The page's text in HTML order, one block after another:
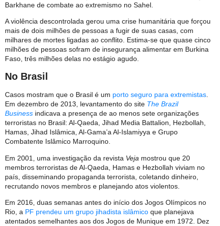
Barkhane de combate ao extremismo no Sahel.
A violência descontrolada gerou uma crise humanitária que forçou
mais de dois milhões de pessoas a fugir de suas casas, com
milhares de mortes ligadas ao conflito. Estima-se que quase cinco
milhões de pessoas sofram de insegurança alimentar em Burkina
Faso, três milhões delas no estágio agudo.
No Brasil
Casos mostram que o Brasil é um porto seguro para extremistas.
Em dezembro de 2013, levantamento do site The Brazil
Business indicava a presença de ao menos sete organizações
terroristas no Brasil: Al-Qaeda, Jihad Media Battalion, Hezbollah,
Hamas, Jihad Islâmica, Al-Gama’a Al-Islamiyya e Grupo
Combatente Islâmico Marroquino.
Em 2001, uma investigação da revista Veja mostrou que 20
membros terroristas de Al-Qaeda, Hamas e Hezbollah viviam no
país, disseminando propaganda terrorista, coletando dinheiro,
recrutando novos membros e planejando atos violentos.
Em 2016, duas semanas antes do início dos Jogos Olímpicos no
Rio, a PF prendeu um grupo jihadista islâmico que planejava
atentados semelhantes aos dos Jogos de Munique em 1972. Dez